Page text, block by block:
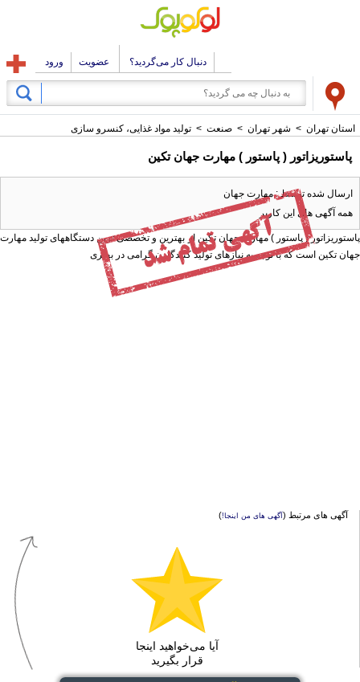
دنبال کار می‌گردید؟ عضویت ورود
استان تهران > شهر تهران > صنعت > تولید مواد غذایی، کنسرو سازی
پاستوریزاتور ( پاستور ) مهارت جهان تکین
ارسال شده توسط : مهارت جهان
همه آگهی های این کاربر
پاستوریزاتور ( پاستور ) مهارت جهان تکین از بهترین و تخصصی ترین دستگاههای تولید مهارت
جهان تکین است که با توجه به نیازهای تولید کنندگارن گرامی در بهتری
آگهی های مرتبط (آگهی های من اینجا!)
آیا می‌خواهید اینجا
قرار بگیرید